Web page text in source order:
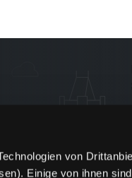
von
Einige von ihnen